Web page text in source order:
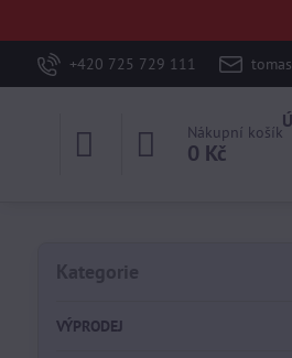
+420 725 729 111
Nákupní košík
0 Kč
Kategorie
VÝPRODEJ